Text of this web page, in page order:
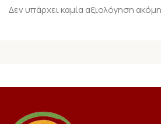
Δεν υπάρχει καμία αξιολόγηση